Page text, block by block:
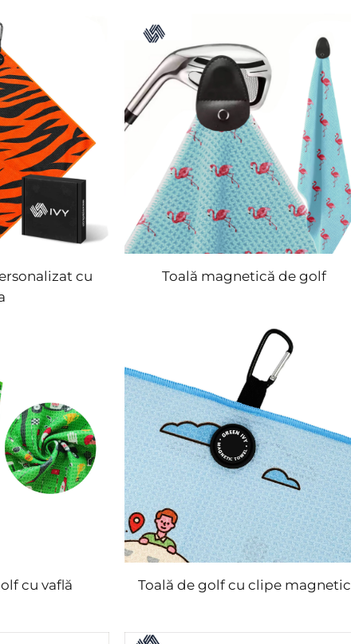
cu
Toală magnetică de golf
cu vaflă Toală de golf cu clipe magnetic